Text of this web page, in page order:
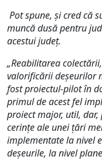
Pot spune, și cred că
muncă dusă pentru
acestui județ.
„Reabilitarea
valorificării deșeurilor
fost proiectul-pilot în
primul de acest fel
proiect major, util,
cerințe ale unei țări
implementate la nivel
deșeurile, la nivel